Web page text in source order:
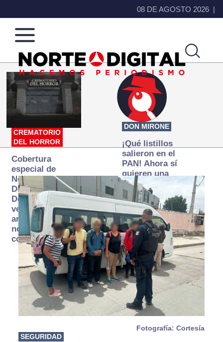
08 DE AGOSTO 2026
Norte
de
Ciudad
Más
que
noticias,
hacemos periodismo
CREMATORIO
DEL HORROR
Cobertura
especial de
Norte
Digital:
Donde la
verdad
arde… pero
no se
consume
DON MIRONE
¡Qué listillos
salieron en el
PAN! Ahora sí
quieren una
Fiscalía
autónoma… y
transexenal
Fotografía: Cortesía
SEGURIDAD